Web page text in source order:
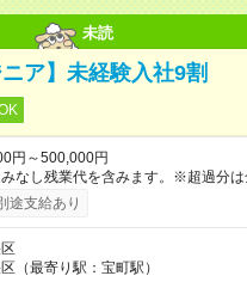
未読
ニア】未経験入社9割
円～500,000円
なし残業代を含みます。※超過分は
し残業代 21,675円／月 みなし残業時
≪経験
賞与＋交通費＋各種手当 ※固定残業
）を含む。超過分は追加支給いたし
途支給あり
（最寄り駅：宝町駅）